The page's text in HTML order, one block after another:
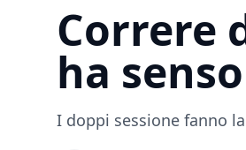
Correre
ha senso
I doppi sessione fanno